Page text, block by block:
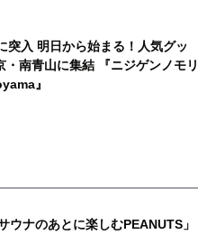
突入 明日から始まる！人気グッ
南青山に集結 『ニジゲンノモリ
』
ウナのあとに楽しむPEANUTS」